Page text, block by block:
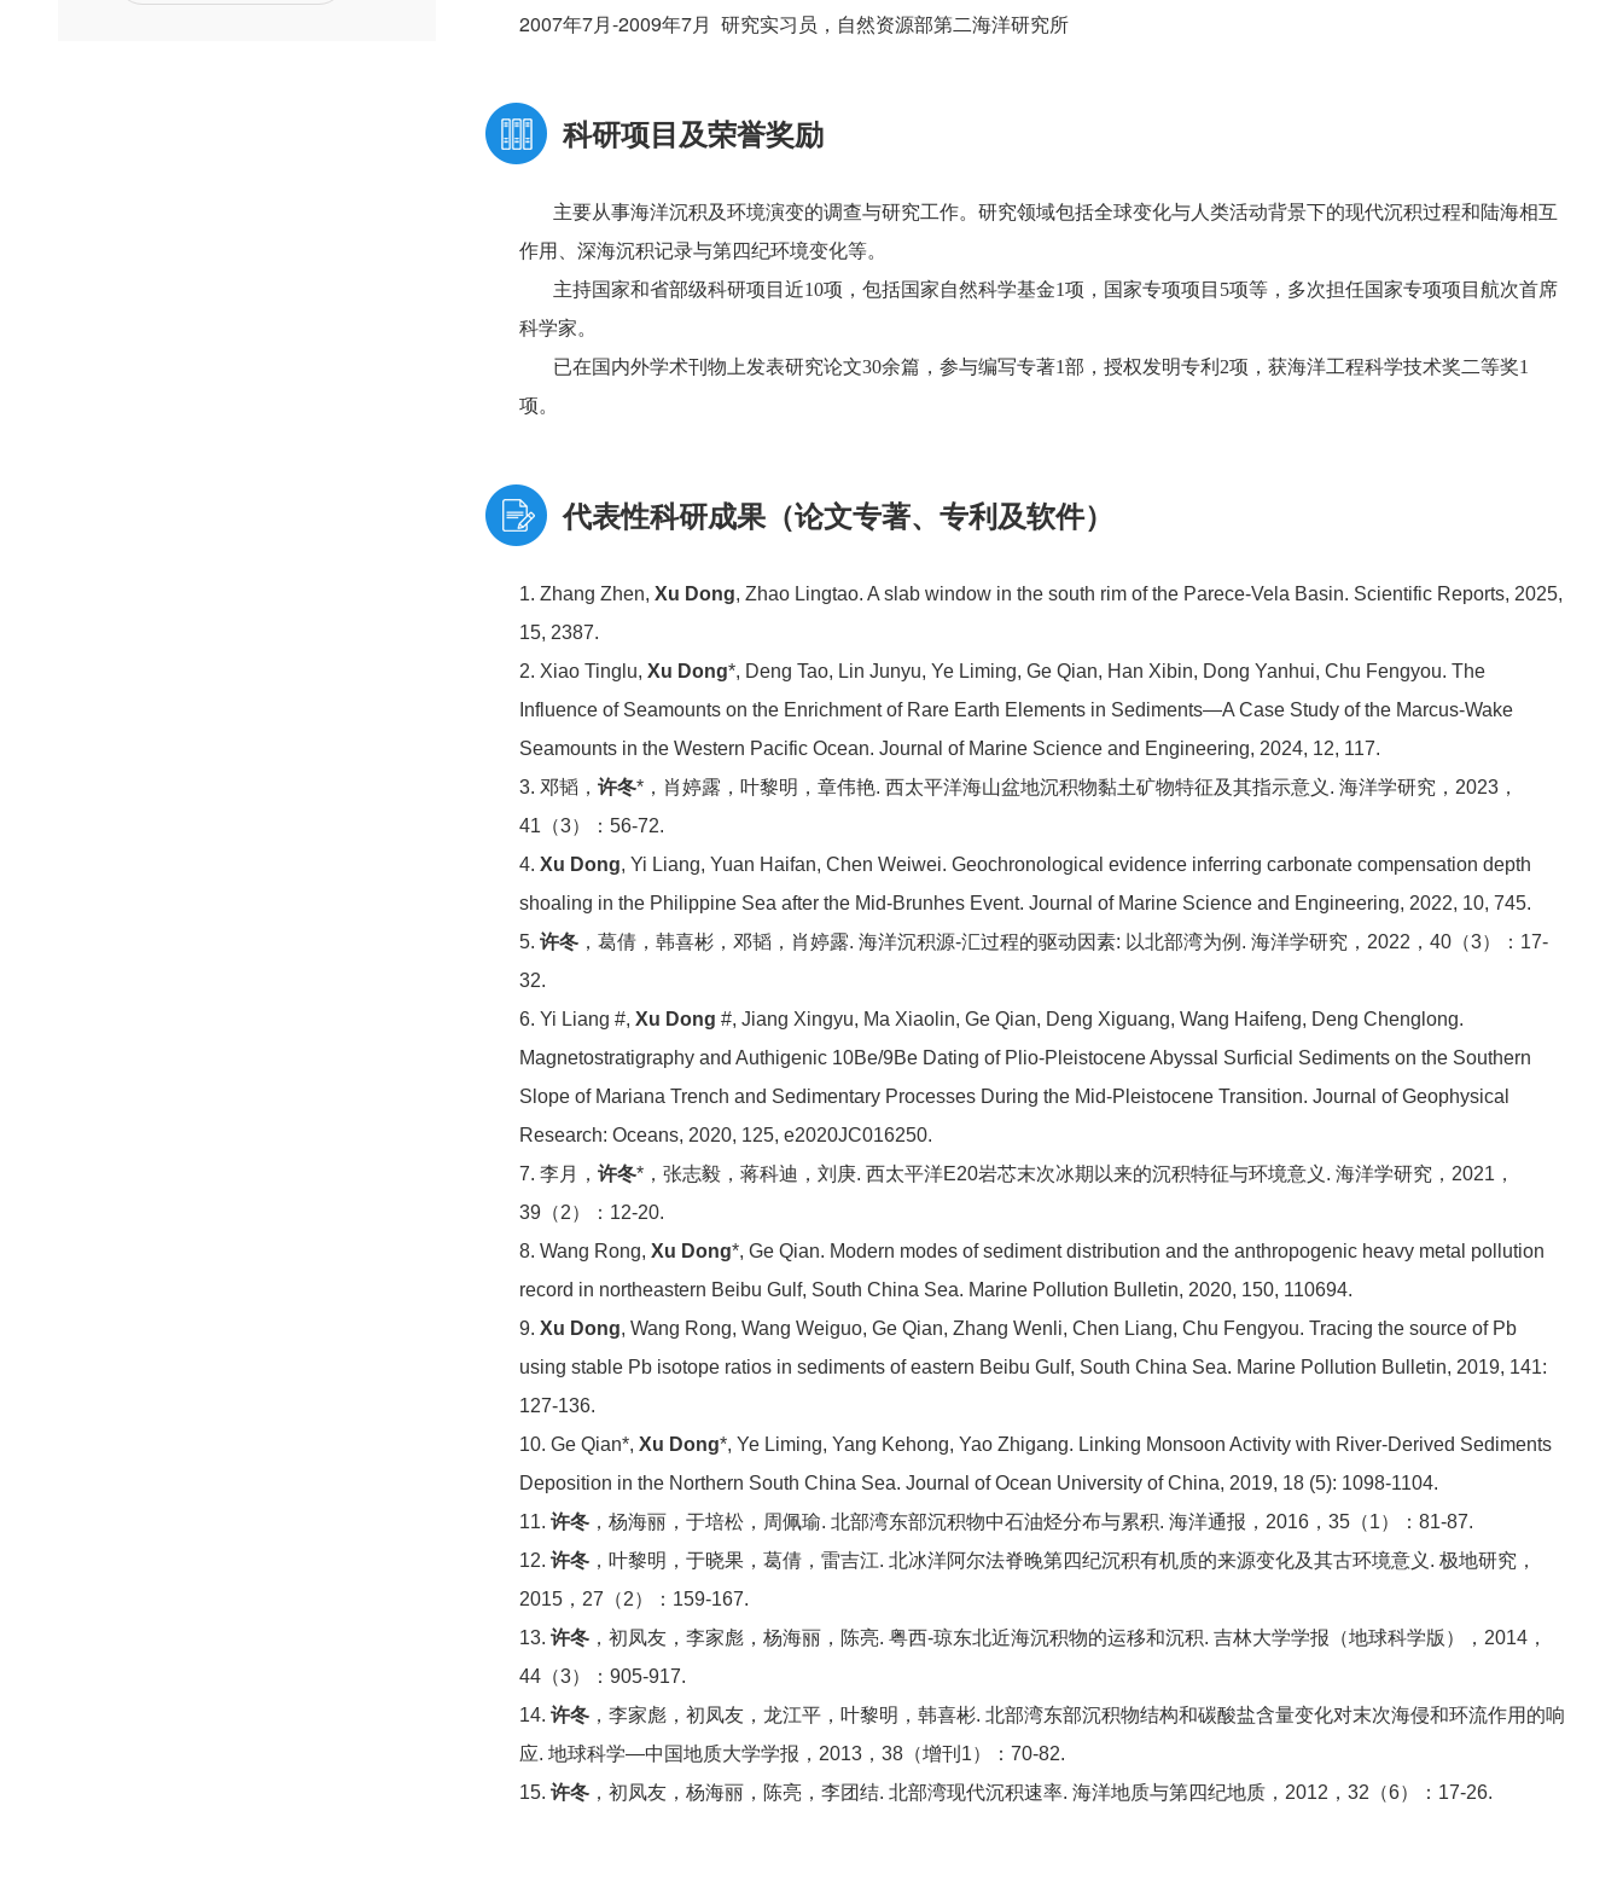
2007年7月-2009年7月 研究实习员，自然资源部第二海洋研究所
科研项目及荣誉奖励
主要从事海洋沉积及环境演变的调查与研究工作。研究领域包括全球变化与人类活动背景下的现代沉积过程和陆海相互
作用、深海沉积记录与第四纪环境变化等。
主持国家和省部级科研项目近10项，包括国家自然科学基金1项，国家专项项目5项等，多次担任国家专项项目航次首席
科学家。
已在国内外学术刊物上发表研究论文30余篇，参与编写专著1部，授权发明专利2项，获海洋工程科学技术奖二等奖1
项。
代表性科研成果（论文专著、专利及软件）
1. Zhang Zhen, Xu Dong, Zhao Lingtao. A slab window in the south rim of the Parece-Vela Basin. Scientific Reports, 2025,
15, 2387.
2. Xiao Tinglu, Xu Dong*, Deng Tao, Lin Junyu, Ye Liming, Ge Qian, Han Xibin, Dong Yanhui, Chu Fengyou. The
Influence of Seamounts on the Enrichment of Rare Earth Elements in Sediments—A Case Study of the Marcus-Wake
Seamounts in the Western Pacific Ocean. Journal of Marine Science and Engineering, 2024, 12, 117.
3. 邓韬， 许冬*，肖婷露，叶黎明，章伟艳. 西太平洋海山盆地沉积物黏土矿物特征及其指示意义. 海洋学研究，2023，
41（3）：56-72.
4. Xu Dong, Yi Liang, Yuan Haifan, Chen Weiwei. Geochronological evidence inferring carbonate compensation depth
shoaling in the Philippine Sea after the Mid-Brunhes Event. Journal of Marine Science and Engineering, 2022, 10, 745.
5. 许冬 ，葛倩，韩喜彬，邓韬，肖婷露. 海洋沉积源-汇过程的驱动因素: 以北部湾为例. 海洋学研究，2022，40（3）：17-
32.
6. Yi Liang #, Xu Dong #, Jiang Xingyu, Ma Xiaolin, Ge Qian, Deng Xiguang, Wang Haifeng, Deng Chenglong.
Magnetostratigraphy and Authigenic 10Be/9Be Dating of Plio-Pleistocene Abyssal Surficial Sediments on the Southern
Slope of Mariana Trench and Sedimentary Processes During the Mid‐Pleistocene Transition. Journal of Geophysical
Research: Oceans, 2020, 125, e2020JC016250.
7. 李月， 许冬*，张志毅，蒋科迪，刘庚. 西太平洋E20岩芯末次冰期以来的沉积特征与环境意义. 海洋学研究，2021，
39（2）：12-20.
8. Wang Rong, Xu Dong*, Ge Qian. Modern modes of sediment distribution and the anthropogenic heavy metal pollution
record in northeastern Beibu Gulf, South China Sea. Marine Pollution Bulletin, 2020, 150, 110694.
9. Xu Dong, Wang Rong, Wang Weiguo, Ge Qian, Zhang Wenli, Chen Liang, Chu Fengyou. Tracing the source of Pb
using stable Pb isotope ratios in sediments of eastern Beibu Gulf, South China Sea. Marine Pollution Bulletin, 2019, 141:
127-136.
10. Ge Qian*, Xu Dong*, Ye Liming, Yang Kehong, Yao Zhigang. Linking Monsoon Activity with River-Derived Sediments
Deposition in the Northern South China Sea. Journal of Ocean University of China, 2019, 18 (5): 1098-1104.
11. 许冬 ，杨海丽，于培松，周佩瑜. 北部湾东部沉积物中石油烃分布与累积. 海洋通报，2016，35（1）：81-87.
12. 许冬 ，叶黎明，于晓果，葛倩，雷吉江. 北冰洋阿尔法脊晚第四纪沉积有机质的来源变化及其古环境意义. 极地研究，
2015，27（2）：159-167.
13. 许冬 ，初凤友，李家彪，杨海丽，陈亮. 粤西-琼东北近海沉积物的运移和沉积. 吉林大学学报（地球科学版），2014，
44（3）：905-917.
14. 许冬 ，李家彪，初凤友，龙江平，叶黎明，韩喜彬. 北部湾东部沉积物结构和碳酸盐含量变化对末次海侵和环流作用的响
应. 地球科学—中国地质大学学报，2013，38（增刊1）：70-82.
15. 许冬 ，初凤友，杨海丽，陈亮，李团结. 北部湾现代沉积速率. 海洋地质与第四纪地质，2012，32（6）：17-26.